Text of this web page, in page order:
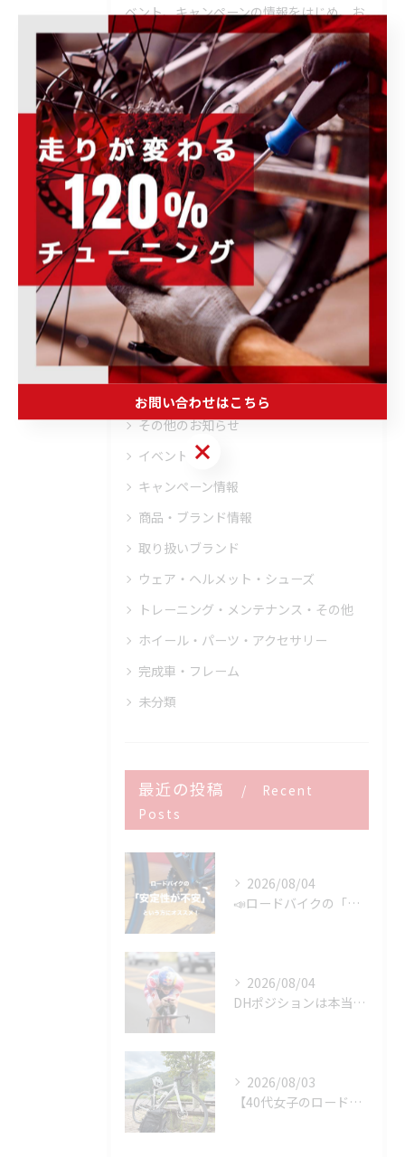
ベント、キャンペーンの情報をはじめ、お
すすめ商品の紹介や、様々なお知らせ事項
を発信します。ぜひ定期的にチェックして
下さい。
カテゴリー Categories
全てのカテゴリー
ロードバイク
メンテナンス
フィッティング
オーバーホール
トレーニング
ブログ
その他のお知らせ
イベント情報
キャンペーン情報
商品・ブランド情報
取り扱いブランド
ウェア・ヘルメット・シューズ
トレーニング・メンテナンス・その他
ホイール・パーツ・アクセサリー
完成車・フレーム
未分類
最近の投稿
Recent
Posts
2026/08/04
📣ロードバイクの「安定性が不安」という方にオススメ👍
2026/08/04
DHポジションは本当に速いのか？ 速さを決めるのはDHバーではなく「維持できるポジション」です
2026/08/03
【40代女子のロードバイク日記 37】
お問い合わせはこちら
お問い合わせはこちら